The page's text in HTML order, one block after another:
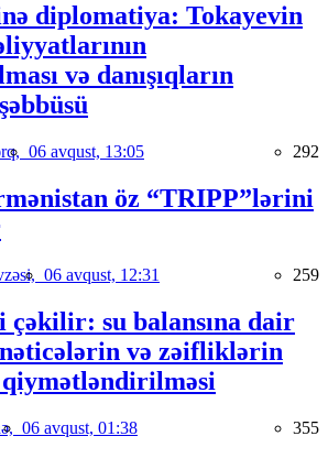
diplomatiya: Tokayevin
və danışıqların
06 avqust, 13:05 292
öz “TRIPP”lərini
06 avqust, 12:31 259
çəkilir: su balansına dair
və zəifliklərin
06 avqust, 01:38 355